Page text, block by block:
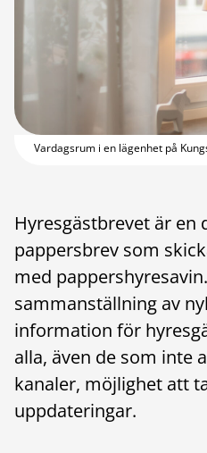
Vardagsrum i en lägenhet på
Hyresgästbrevet är en
pappersbrev som
med
sammanställning av
information för
alla, även de som inte
kanaler, möjlighet att
uppdateringar.